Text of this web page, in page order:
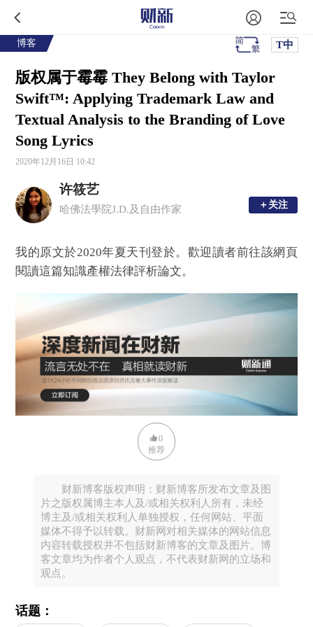
博客 T中
版权属于霉霉 They Belong with Taylor
Swift™: Applying Trademark Law and
Textual Analysis to the Branding of Love
Song Lyrics
2020年12月16日 10:42
许筱艺
哈佛法學院J.D.及自由作家 ＋关注
＋关注
我的原文於2020年夏天刊登於。歡迎讀者前往該網頁
閱讀這篇知識產權法律評析論文。
0
推荐
财新博客版权声明：财新博客所发布文章及图
片之版权属博主本人及/或相关权利人所有，未经
博主及/或相关权利人单独授权，任何网站、平面
媒体不得予以转载。财新网对相关媒体的网站信息
内容转载授权并不包括财新博客的文章及图片。博
客文章均为作者个人观点，不代表财新网的立场和
观点。
话题：